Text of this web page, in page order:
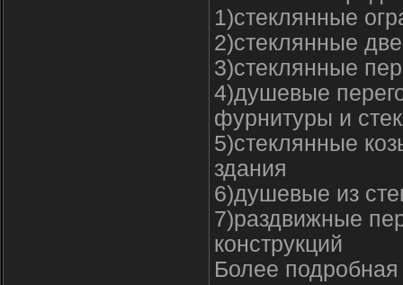
1)стеклянные
2)стеклянные
3)cтеклянные
4)душевые
фурнитуры и
5)стеклянные
здания
6)душевые из
7)раздвижные
конструкций
Более